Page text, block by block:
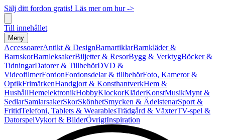
Sälj ditt fordon gratis! Läs mer om hur ->
Till innehållet
Meny
AccessoarerAntikt & DesignBarnartiklarBarnkläder &
BarnskorBarnleksakerBiljetter & ResorBygg & VerktygBöcker &
TidningarDatorer & TillbehörDVD &
VideofilmerFordonFordonsdelar & tillbehörFoto, Kameror &
OptikFrimärkenHandgjort & KonsthantverkHem &
HushållHemelektronikHobbyKlockorKläderKonstMusikMynt &
SedlarSamlarsakerSkorSkönhetSmycken & ÄdelstenarSport &
FritidTelefoni, Tablets & WearablesTrädgård & VäxterTV-spel &
DatorspelVykort & BilderÖvrigtInspiration